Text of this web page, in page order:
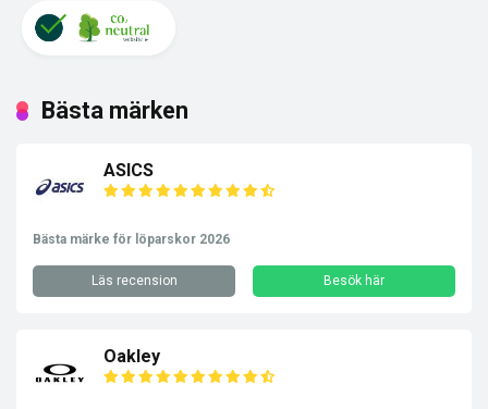
Bästa märken
ASICS
Bästa märke för löparskor 2026
Läs recension Besök här
Oakley